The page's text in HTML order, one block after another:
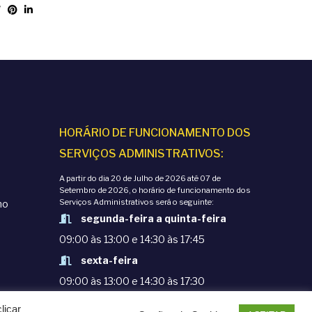
HORÁRIO DE FUNCIONAMENTO DOS
SERVIÇOS ADMINISTRATIVOS:
A partir do dia 20 de Julho de 2026 até 07 de
Setembro de 2026, o horário de funcionamento dos
Serviços Administrativos será o seguinte:
segunda-feira a quinta-feira
09:00 às 13:00 e 14:30 às 17:45
sexta-feira
09:00 às 13:00 e 14:30 às 17:30